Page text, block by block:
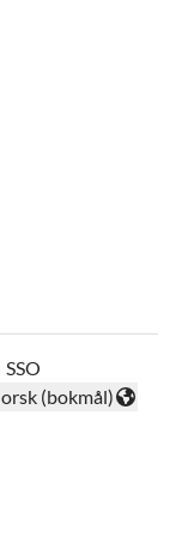
SSO
språk
(bokmål)